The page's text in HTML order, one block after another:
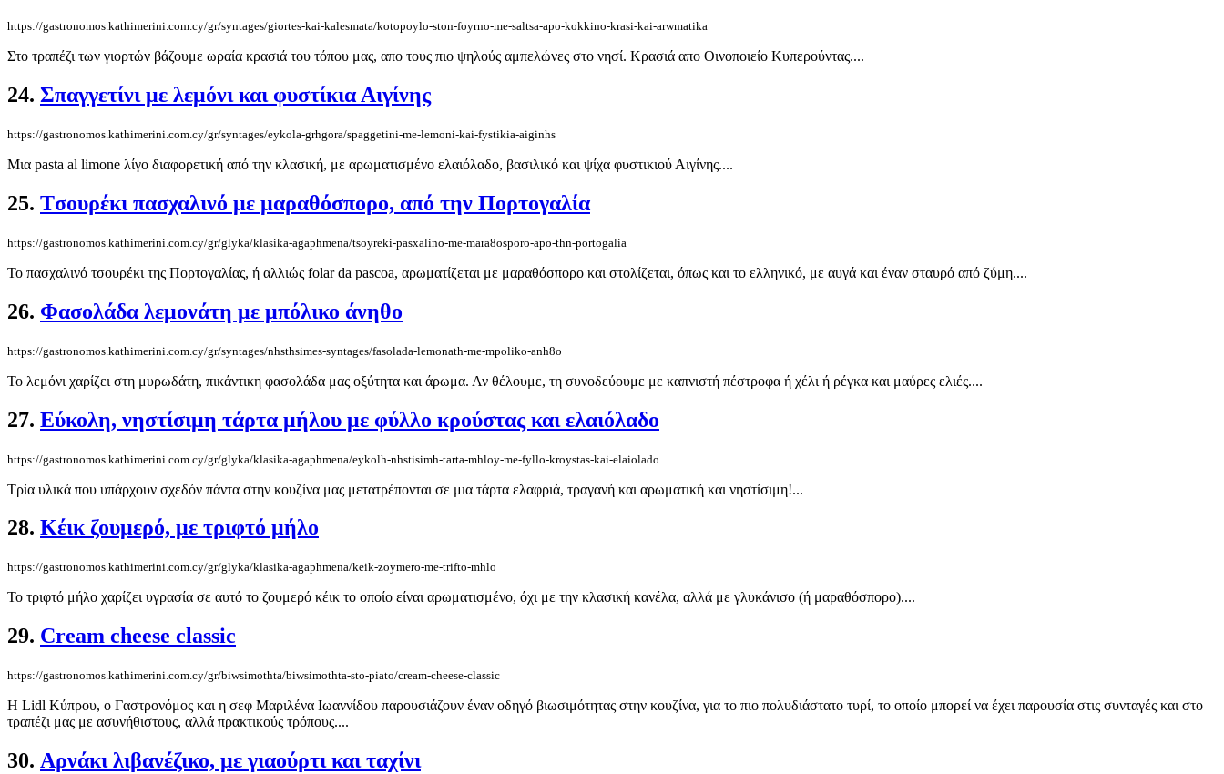
https://gastronomos.kathimerini.com.cy/gr/syntages/giortes-kai-kalesmata/kotopoylo-ston-foyrno-me-saltsa-apo-kokkino-krasi-kai-arwmatika
Στο τραπέζι των γιορτών βάζουμε ωραία κρασιά του τόπου μας, απο τους πιο ψηλούς αμπελώνες στο νησί. Κρασιά απο Οινοποιείο Κυπερούντας....
24. Σπαγγετίνι με λεμόνι και φυστίκια Αιγίνης
https://gastronomos.kathimerini.com.cy/gr/syntages/eykola-grhgora/spaggetini-me-lemoni-kai-fystikia-aiginhs
Μια pasta al limone λίγο διαφορετική από την κλασική, με αρωματισμένο ελαιόλαδο, βασιλικό και ψίχα φυστικιού Αιγίνης....
25. Tσουρέκι πασχαλινό με μαραθόσπορο, από την Πορτογαλία
https://gastronomos.kathimerini.com.cy/gr/glyka/klasika-agaphmena/tsoyreki-pasxalino-me-mara8osporo-apo-thn-portogalia
Το πασχαλινό τσουρέκι της Πορτογαλίας, ή αλλιώς folar da pascoa, αρωματίζεται με μαραθόσπορο και στολίζεται, όπως και το ελληνικό, με αυγά και έναν σταυρό από ζύμη....
26. Φασολάδα λεμονάτη με μπόλικο άνηθο
https://gastronomos.kathimerini.com.cy/gr/syntages/nhsthsimes-syntages/fasolada-lemonath-me-mpoliko-anh8o
Το λεμόνι χαρίζει στη μυρωδάτη, πικάντικη φασολάδα μας οξύτητα και άρωμα. Αν θέλουμε, τη συνοδεύουμε με καπνιστή πέστροφα ή χέλι ή ρέγκα και μαύρες ελιές....
27. Εύκολη, νηστίσιμη τάρτα μήλου με φύλλο κρούστας και ελαιόλαδο
https://gastronomos.kathimerini.com.cy/gr/glyka/klasika-agaphmena/eykolh-nhstisimh-tarta-mhloy-me-fyllo-kroystas-kai-elaiolado
Τρία υλικά που υπάρχουν σχεδόν πάντα στην κουζίνα μας μετατρέπονται σε μια τάρτα ελαφριά, τραγανή και αρωματική και νηστίσιμη!...
28. Κέικ ζουμερό, με τριφτό μήλο
https://gastronomos.kathimerini.com.cy/gr/glyka/klasika-agaphmena/keik-zoymero-me-trifto-mhlo
Το τριφτό μήλο χαρίζει υγρασία σε αυτό το ζουμερό κέικ το οποίο είναι αρωματισμένο, όχι με την κλασική κανέλα, αλλά με γλυκάνισο (ή μαραθόσπορο)....
29. Cream cheese classic
https://gastronomos.kathimerini.com.cy/gr/biwsimothta/biwsimothta-sto-piato/cream-cheese-classic
Η Lidl Κύπρου, ο Γαστρονόμος και η σεφ Μαριλένα Ιωαννίδου παρουσιάζουν έναν οδηγό βιωσιμότητας στην κουζίνα, για το πιο πολυδιάστατο τυρί, το οποίο μπορεί να έχει παρουσία στις συνταγές και στο
τραπέζι μας με ασυνήθιστους, αλλά πρακτικούς τρόπους....
30. Αρνάκι λιβανέζικο, με γιαούρτι και ταχίνι